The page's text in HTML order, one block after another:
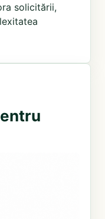
solicitării,